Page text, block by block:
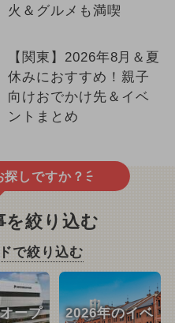
火＆グルメも満喫
【関東】2026年8月＆夏
休みにおすすめ！親子
向けおでかけ先＆イベ
ントまとめ
探しですか？
を絞り込む
で絞り込む
ープ
2026年のイベ